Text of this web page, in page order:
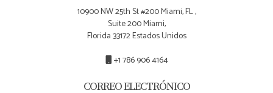
10900 NW 25th St #200 Miami, FL ,
Suite 200 Miami,
Florida 33172 Estados Unidos
+1 786 906 4164
CORREO ELECTRÓNICO